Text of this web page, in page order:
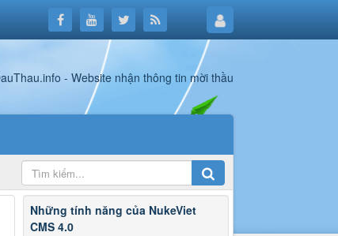
Những tính năng của NukeViet
CMS 4.0